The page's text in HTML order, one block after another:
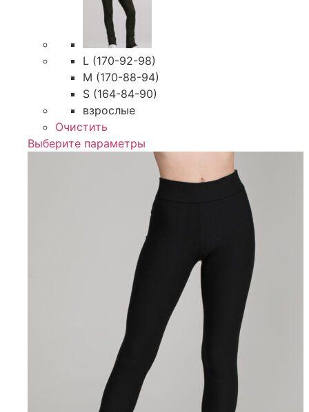
L (170-92-98)
M (170-88-94)
S (164-84-90)
взрослые
Очистить
Выберите параметры
товар
имеет
несколько
вариаций.
Опции
можно
странице
товара.